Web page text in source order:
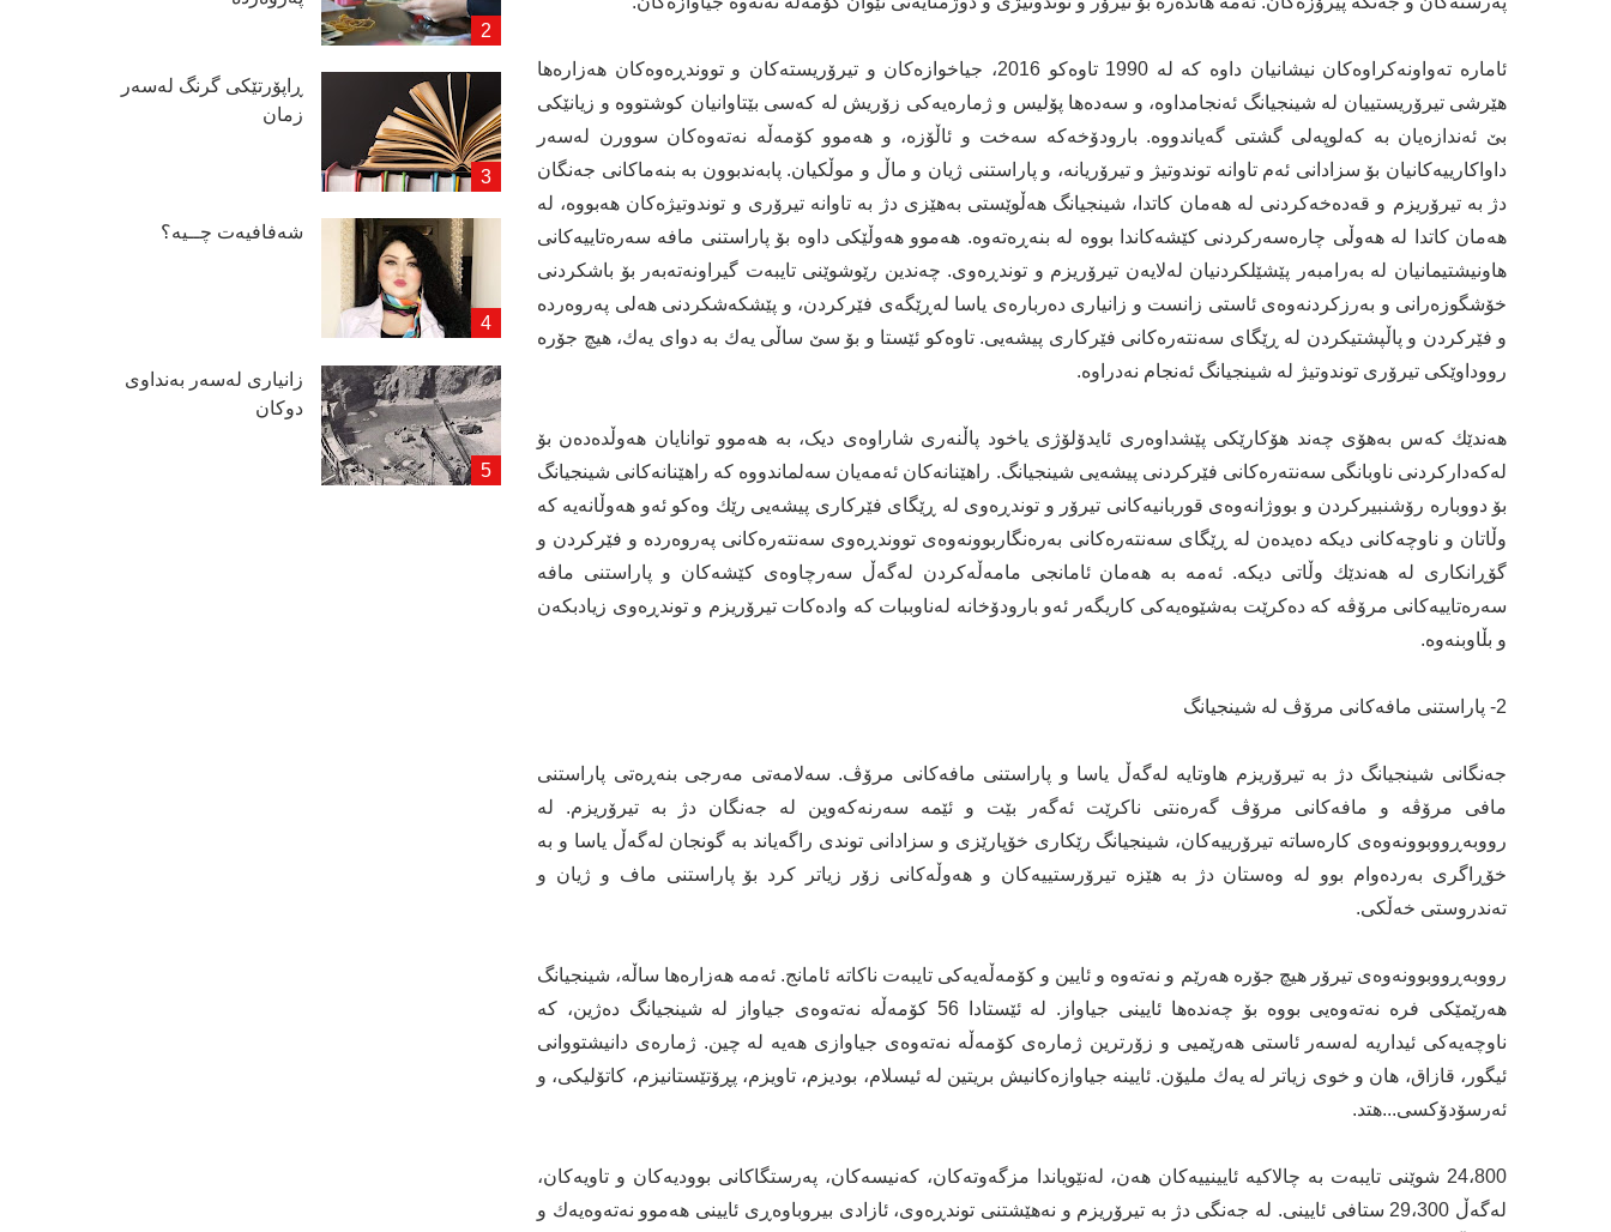
ئاماره‌ ته‌واونه‌كراوه‌كان نیشانیان داوه‌ كه‌ له‌ 1990 تاوه‌كو 2016، جیاخوازه‌كان و تیرۆریسته‌كان و تووندڕه‌وه‌كان هه‌زاره‌ها
هێرشی تیرۆریستییان له‌ شینجیانگ ئه‌نجامداوه‌، و سه‌ده‌ها پۆلیس و ژماره‌یه‌كی زۆریش له‌ كه‌سی بێتاوانیان كوشتووه‌ و زیانێكی
بێ ئه‌ندازه‌یان به‌ كه‌لوپه‌لی گشتی گه‌یاندووه‌. بارودۆخه‌كه‌ سه‌خت و ئاڵۆزه‌، و هه‌موو كۆمه‌ڵه‌ نه‌ته‌وه‌‌كان سوورن له‌سه‌ر
داواكارییه‌كانیان بۆ سزادانی ئه‌م تاوانه‌ توندوتیژ و تیرۆریانه‌، و پاراستنی ژیان و ماڵ و موڵكیان. پابه‌ندبوون به‌ بنه‌ماكانی جه‌نگان
دژ به‌ تیرۆریزم و قه‌ده‌خه‌كردنی له‌ هه‌مان كاتدا، شینجیانگ هه‌ڵوێستی به‌هێزی دژ به‌ تاوانه‌ تیرۆری و توندوتیژه‌كان هه‌بووه‌، له‌
هه‌مان كاتدا له‌ هه‌وڵی چاره‌سه‌ركردنی كێشه‌كاندا بووه‌ له‌ بنه‌ڕه‌ته‌وه‌. هه‌موو هه‌وڵێكی داوه‌ بۆ پاراستنی مافه‌ سەرەتاییەکانی
هاونیشتیمانیان له‌ بەرامبەر پێشێلكردنیان له‌لایه‌ن تیرۆریزم و توندڕه‌وی. چه‌ندین رێوشوێنی تایبه‌ت گیراونه‌تەبه‌ر بۆ باشكردنی
خۆشگوزه‌رانی و به‌رزكردنه‌وه‌ی ئاستی زانست و زانیاری ده‌رباره‌ی یاسا له‌ڕێگه‌ی فێركردن، و پێشكه‌شكردنی هه‌لی په‌روه‌رده‌
و فێركردن و پاڵپشتیكردن له ‌ڕێگای سه‌نته‌ره‌كانی فێركاری پیشه‌یی. تاوه‌كو ئێستا و بۆ سێ ساڵی یه‌ك به‌ دوای یه‌ك، هیچ جۆره‌
رووداوێکی تیرۆری توندوتیژ له‌ شینجیانگ ئه‌نجام نه‌دراوه‌.
هەندێك كه‌س به‌هۆی چه‌ند هۆكارێكی پێشداوه‌ری ئایدۆلۆژی یاخود پاڵنه‌ری شاراوه‌ی دیک، به‌ هه‌موو توانایان هه‌وڵده‌ده‌ن بۆ
له‌كه‌داركردنی ناوبانگی سه‌نته‌ره‌كانی فێركردنی پیشه‌یی شینجیانگ. راهێنانه‌كان ئه‌مه‌یان سه‌لماندووه‌ كه‌ راهێنانه‌كانی شینجیانگ
بۆ دووباره‌ رۆشنبیركردن و بووژانه‌وه‌ی قوربانیه‌كانی تیرۆر و توندڕه‌وی له‌ ڕێگای فێركاری پیشه‌یی رێك وه‌كو ئه‌و هه‌وڵانه‌یه‌ كه‌
وڵاتان و ناوچه‌كانی دیکە ده‌یده‌ن له‌ ڕێگای سه‌نته‌ره‌كانی به‌ره‌نگاربوونه‌وه‌ی تووندڕه‌وی سه‌نته‌ره‌كانی په‌روه‌رده‌ و فێركردن و
گۆڕانكاری له‌ هەندێك وڵاتی دیکە. ئه‌مه‌ به‌ هه‌مان ئامانجی مامه‌ڵه‌كردن له‌گه‌ڵ سه‌رچاوه‌ی كێشه‌كان و پاراستنی مافه‌
سەرەتاییەکانی مرۆڤه‌ كه‌ ده‌كرێت بەشێوه‌یه‌كی كاریگه‌ر ئه‌و بارودۆخانه‌ له‌ناوببات كه‌ واده‌كات تیرۆریزم و توندڕه‌وی زیادبكه‌ن
و بڵاوبنه‌وه‌.
2- پاراستنی مافه‌كانی مرۆڤ له‌ شینجیانگ
جه‌نگانی شینجیانگ دژ به‌ تیرۆریزم هاوتایه‌ له‌گه‌ڵ یاسا و پاراستنی مافه‌كانی مرۆڤ. سه‌لامه‌تی مه‌رجی بنه‌ڕه‌تی پاراستنی
مافی مرۆڤه‌ و مافه‌كانی مرۆڤ گه‌ره‌نتی ناكرێت ئه‌گه‌ر بێت و ئێمه‌ سه‌رنه‌كه‌وین له‌ جه‌نگان دژ به‌ تیرۆریزم. له‌
رووبه‌ڕووبوونه‌وه‌ی كاره‌ساته‌ تیرۆرییه‌كان، شینجیانگ رێكاری خۆپارێزی و سزادانی توندی راگه‌یاند به‌ گونجان له‌گه‌ڵ یاسا و به‌
خۆڕاگری به‌رده‌وام بوو له‌ وه‌ستان دژ به‌ هێزه‌ تیرۆرستییه‌كان و هه‌وڵه‌كانی زۆر زیاتر كرد بۆ پاراستنی ماف و ژیان و
ته‌ندروستی خه‌ڵكی.
رووبەڕووبوونه‌وه‌ی تیرۆر هیچ جۆره‌ هه‌رێم و نه‌ته‌وه‌ و ئایین و كۆمه‌ڵه‌یه‌كی تایبه‌ت ناكاته‌ ئامانج. ئه‌مه‌ هه‌زاره‌ها ساڵه‌، شینجیانگ
هه‌رێمێكی فره‌ نه‌ته‌وه‌یی بووه‌ بۆ چه‌نده‌ها ئایینی جیاواز. له‌ ئێستادا 56 كۆمه‌ڵه‌ نه‌ته‌وه‌ی جیاواز له‌ شینجیانگ ده‌ژین، كه‌
ناوچه‌یه‌كی ئیداریه‌ له‌سه‌ر ئاستی هه‌رێمیی و زۆرترین ژماره‌ی كۆمه‌ڵه‌ نه‌ته‌وه‌ی جیاوازی هه‌یه‌ له‌ چین. ژماره‌ی دانیشتووانی
ئیگور، قازاق، هان و خوی زیاتر له‌ یه‌ك ملیۆن. ئایینه‌ جیاوازه‌كانیش بریتین له‌ ئیسلام، بودیزم، تاویزم، پڕۆتێستانیزم، كاتۆلیكی، و
ئه‌رسۆدۆكسی...هتد.
24،800 شوێنی تایبه‌ت به‌ چالاكیه‌ ئایینییه‌كان هەن‌، له‌نێویاندا مزگه‌وته‌كان، كه‌نیسه‌كان، په‌رستگاكانی بوودیه‌كان و تاویه‌كان،
له‌گه‌ڵ 29،300 ستافی ئایینی. له‌ جه‌نگی دژ به‌ تیرۆریزم و نه‌هێشتنی توندڕه‌وی، ئازادی بیروباوه‌ڕی ئایینی هه‌موو نه‌ته‌وه‌یه‌ك و
ڕاپۆرتێكی گرنگ لەسەر
زمان
شەفافیەت چــیە؟
زانیاری لەسەر بەنداوی
دوكان